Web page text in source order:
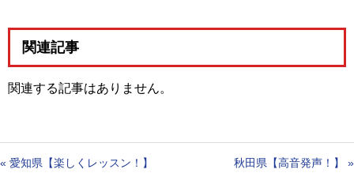
関連記事
関連する記事はありません。
« 愛知県【楽しくレッスン！】 秋田県【高音発声！】 »